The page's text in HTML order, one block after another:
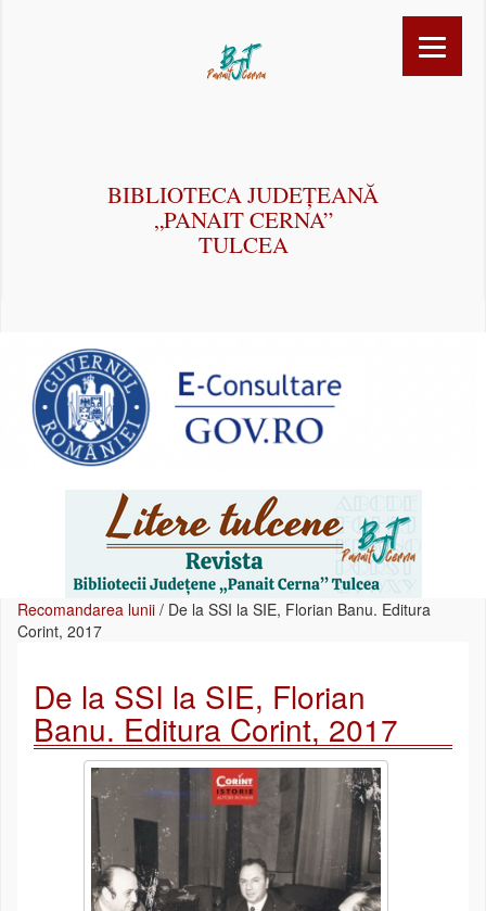
BIBLIOTECA JUDEȚEANĂ
„PANAIT CERNA”
TULCEA
Recomandarea lunii / De la SSI la SIE, Florian Banu. Editura
Corint, 2017
De la SSI la SIE, Florian
Banu. Editura Corint, 2017